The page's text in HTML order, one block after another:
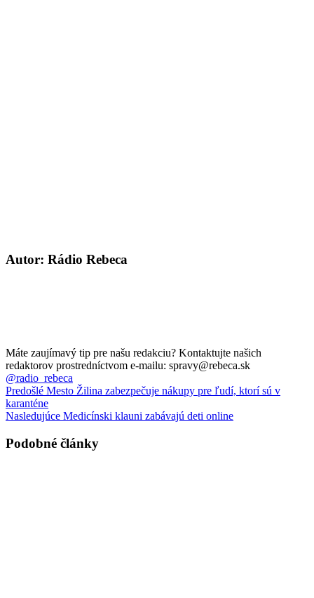
Autor: Rádio Rebeca
Máte zaujímavý tip pre našu redakciu? Kontaktujte našich
redaktorov prostredníctvom e-mailu: spravy@rebeca.sk
@radio_rebeca
Predošlé Mesto Žilina zabezpečuje nákupy pre ľudí, ktorí sú v
karanténe
Nasledujúce Medicínski klauni zabávajú deti online
Podobné články